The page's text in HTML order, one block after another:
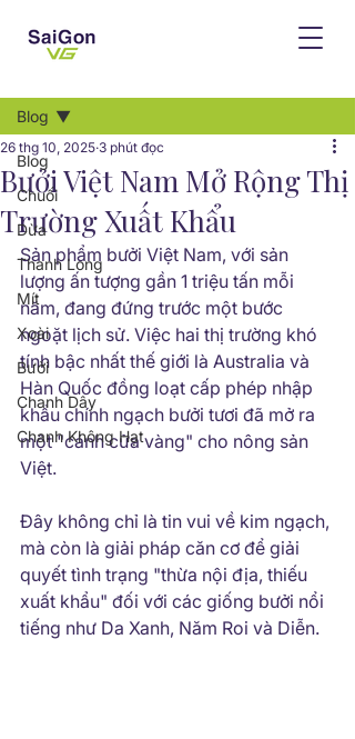
Blog
Chuối
Dừa
Thanh Long
Mít
Xoài
Bưởi
Chanh Dây
Chanh Không Hạt
Blog
Bưởi Việt Nam Mở Rộng Thị
Trường Xuất Khẩu
26 thg 10, 2025 3 phút đọc
Sản phẩm bưởi Việt Nam, với sản
lượng ấn tượng gần 1 triệu tấn mỗi
năm, đang đứng trước một bước
ngoặt lịch sử. Việc hai thị trường khó
tính bậc nhất thế giới là Australia và
Hàn Quốc đồng loạt cấp phép nhập
khẩu chính ngạch bưởi tươi đã mở ra
một "cánh cửa vàng" cho nông sản
Việt.
Đây không chỉ là tin vui về kim ngạch,
mà còn là giải pháp căn cơ để giải
quyết tình trạng "thừa nội địa, thiếu
xuất khẩu" đối với các giống bưởi nổi
tiếng như Da Xanh, Năm Roi và Diễn.